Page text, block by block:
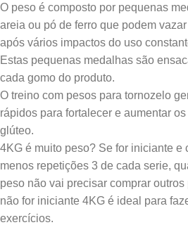
O peso é composto por pequenas
areia ou pó de ferro que podem
após vários impactos do uso
Estas pequenas medalhas são
cada gomo do produto.
O treino com pesos para tornozelo
rápidos para fortalecer e aumentar
glúteo.
4KG é muito peso? Se for iniciante e
menos repetições 3 de cada serie,
peso não vai precisar comprar
não for iniciante 4KG é ideal para
exercícios.